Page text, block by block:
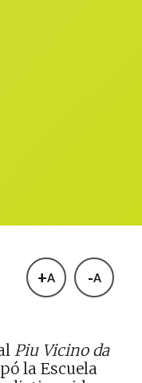
+A -A
Piu Vicino da
la Escuela